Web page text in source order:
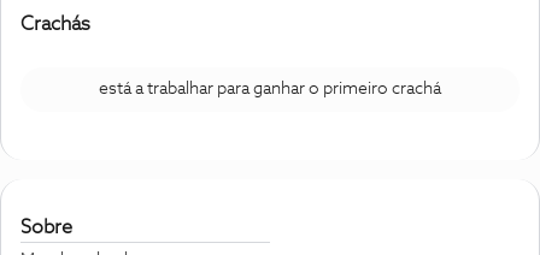
Crachás
está a trabalhar para ganhar o primeiro crachá
Sobre